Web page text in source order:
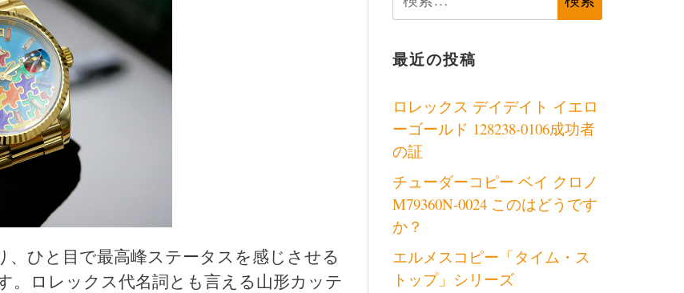
、ひと目で最高峰ステータスを感じさせる
。ロレックス代名詞とも言える山形カッテ
索:
最近の投稿
ロレックス デイデイト イエロ
ーゴールド 128238-0106成功者
の証
チューダーコピー ベイ クロノ
M79360N-0024 このはどうです
か？
エルメスコピー「タイム・ス
トップ」シリーズ